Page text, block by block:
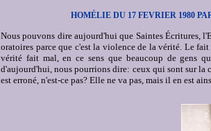
HOMÉLIE DU 17 FEVRIER 1980
Nous pouvons dire aujourd'hui que Saintes Écritures,
oratoires parce que c'est la violence de la vérité. Le
vérité fait mal, en ce sens que beaucoup de gens
d'aujourd'hui, nous pourrions dire: ceux qui sont sur
est erroné, n'est-ce pas? Elle ne va pas, mais il en est